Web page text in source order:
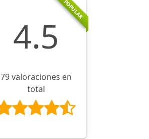
POPULAR
4.5
79 valoraciones en
total